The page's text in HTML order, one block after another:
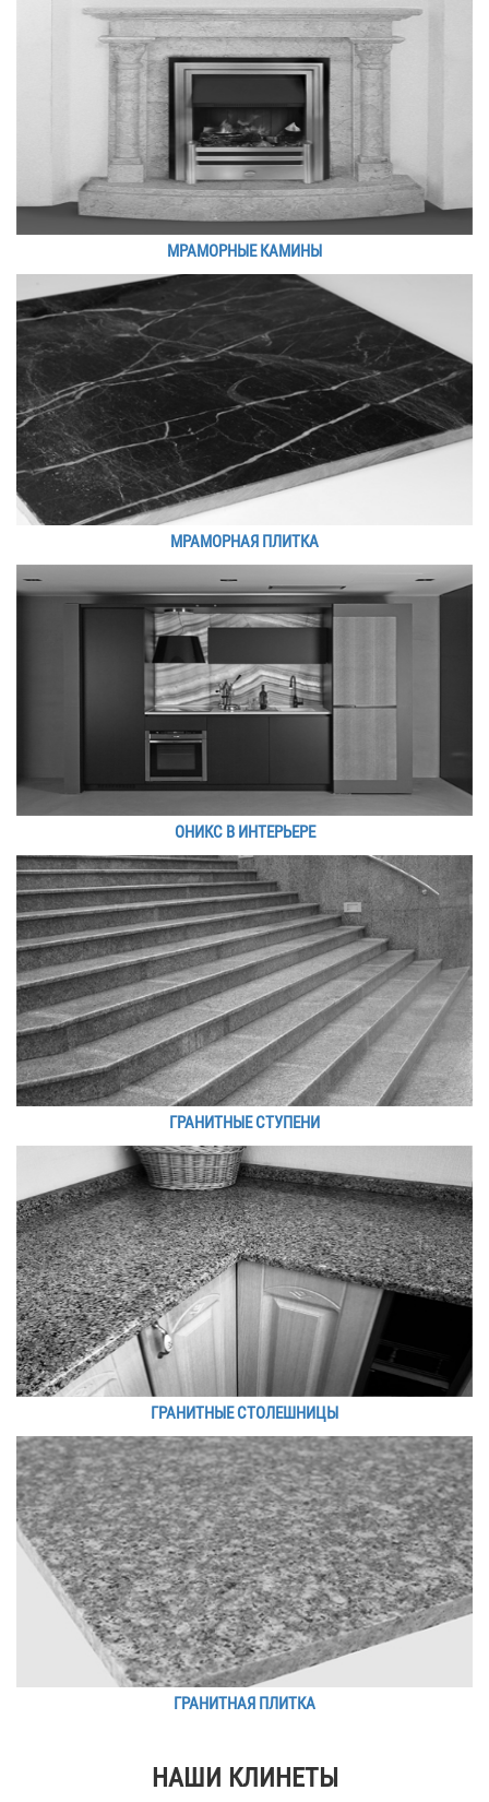
МРАМОРНЫЕ КАМИНЫ
МРАМОРНАЯ ПЛИТКА
ОНИКС В ИНТЕРЬЕРЕ
ГРАНИТНЫЕ СТУПЕНИ
ГРАНИТНЫЕ СТОЛЕШНИЦЫ
ГРАНИТНАЯ ПЛИТКА
НАШИ КЛИНЕТЫ